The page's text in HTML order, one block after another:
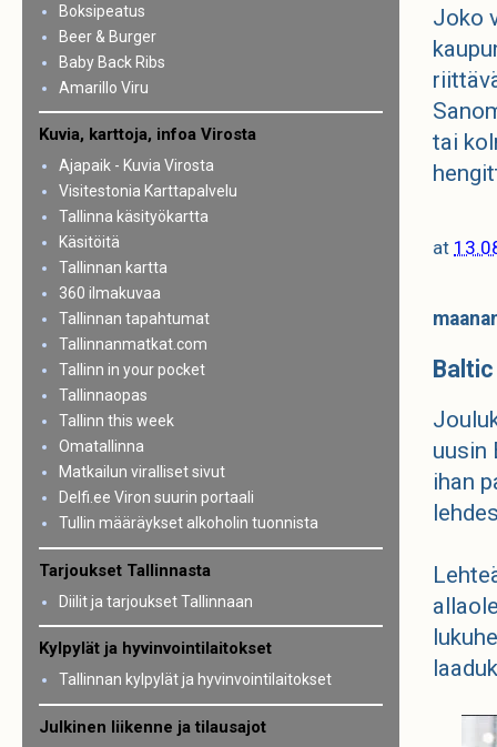
Joko
tai
at
uusin
ihan
Boksipeatus
Beer & Burger
Baby Back Ribs
Amarillo Viru
Kuvia, karttoja, infoa Virosta
Ajapaik - Kuvia Virosta
Visitestonia Karttapalvelu
Tallinna käsityökartta
Käsitöitä
Tallinnan kartta
360 ilmakuvaa
Tallinnan tapahtumat
Tallinnanmatkat.com
Tallinn in your pocket
Tallinnaopas
Tallinn this week
Omatallinna
Matkailun viralliset sivut
Delfi.ee Viron suurin portaali
Tullin määräykset alkoholin tuonnista
Tarjoukset Tallinnasta
Diilit ja tarjoukset Tallinnaan
Kylpylät ja hyvinvointilaitokset
Tallinnan kylpylät ja hyvinvointilaitokset
Julkinen liikenne ja tilausajot